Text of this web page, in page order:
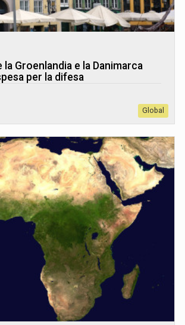
Groenlandia e la Danimarca
per la difesa
Global